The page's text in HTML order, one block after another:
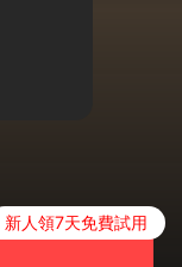
新人領7天免費試用